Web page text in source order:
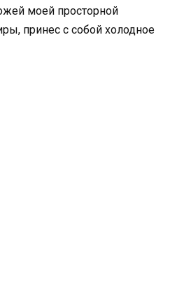
моей просторной
принес с собой холодное